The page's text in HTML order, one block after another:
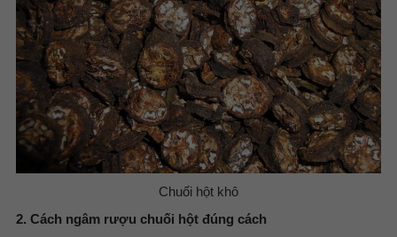
Chuối hột khô
2. Cách ngâm rượu chuối hột đúng cách